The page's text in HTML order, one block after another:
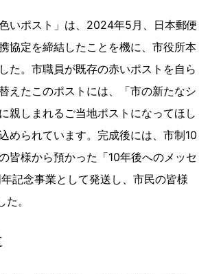
いポスト」は、2024年5月、日本郵便
協定を締結したことを機に、市役所本
た。市職員が既存の赤いポストを自ら
えたこのポストには、「市の新たなシ
親しまれるご当地ポストになってほし
められています。完成後には、市制10
皆様から預かった「10年後へのメッセ
記念事業として発送し、市民の皆様
。